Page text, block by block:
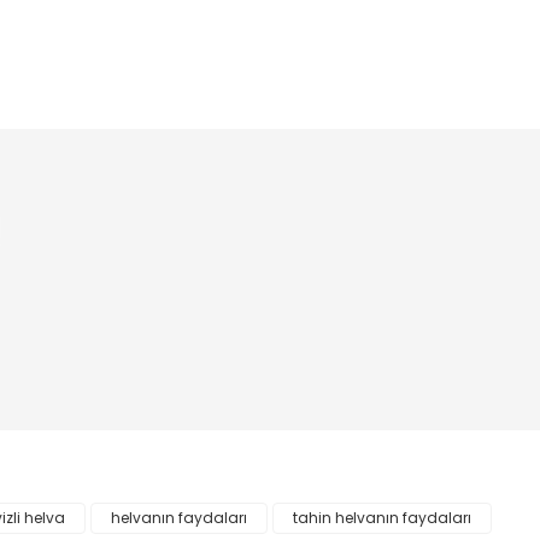
helva helvanın faydaları tahin helvanın faydaları